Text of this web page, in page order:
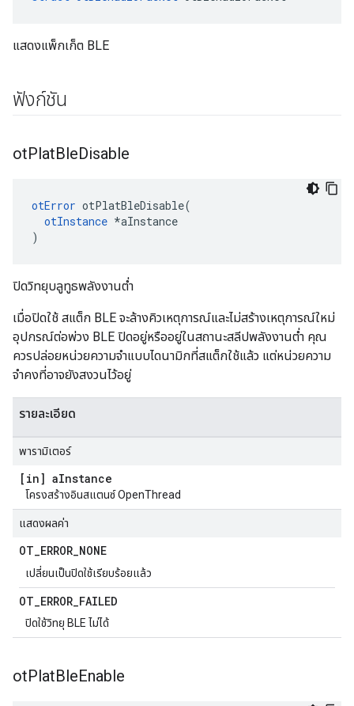
แสดงแพ็กเก็ต BLE
ฟังก์ชัน
otPlatBleDisable
otError otPlatBleDisable(
otInstance *aInstance
)
ปิดวิทยุบลูทูธพลังงานต่ำ
เมื่อปิดใช้ สแต็ก BLE จะล้างคิวเหตุการณ์และไม่สร้างเหตุการณ์ใหม่
อุปกรณ์ต่อพ่วง BLE ปิดอยู่หรืออยู่ในสถานะสลีปพลังงานต่ำ คุณ
ควรปล่อยหน่วยความจำแบบไดนามิกที่สแต็กใช้แล้ว แต่หน่วยความ
จำคงที่อาจยังสงวนไว้อยู่
รายละเอียด
พารามิเตอร์
[in] aInstance
โครงสร้างอินสแตนซ์ OpenThread
แสดงผลค่า
OT_ERROR_NONE
เปลี่ยนเป็นปิดใช้เรียบร้อยแล้ว
OT_ERROR_FAILED
ปิดใช้วิทยุ BLE ไม่ได้
otPlatBleEnable